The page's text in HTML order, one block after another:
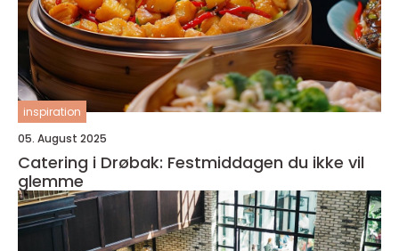
inspiration
05. August 2025
Catering i Drøbak: Festmiddagen du ikke vil
glemme